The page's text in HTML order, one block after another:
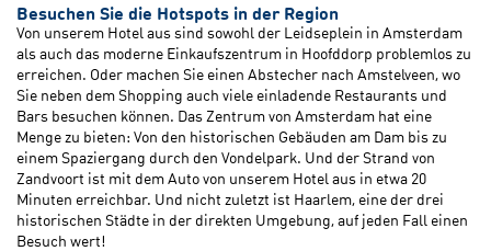
Besuchen Sie die Hotspots in der Region
Von unserem Hotel aus sind sowohl der Leidseplein in Amsterdam
als auch das moderne Einkaufszentrum in Hoofddorp problemlos zu
erreichen. Oder machen Sie einen Abstecher nach Amstelveen, wo
Sie neben dem Shopping auch viele einladende Restaurants und
Bars besuchen können. Das Zentrum von Amsterdam hat eine
Menge zu bieten: Von den historischen Gebäuden am Dam bis zu
einem Spaziergang durch den Vondelpark. Und der Strand von
Zandvoort ist mit dem Auto von unserem Hotel aus in etwa 20
Minuten erreichbar. Und nicht zuletzt ist Haarlem, eine der drei
historischen Städte in der direkten Umgebung, auf jeden Fall einen
Besuch wert!